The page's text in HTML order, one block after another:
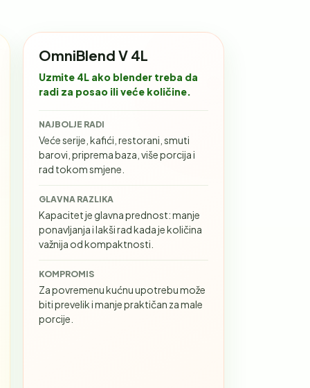
OmniBlend V 4L
Uzmite 4L ako blender treba da
radi za posao ili veće količine.
NAJBOLJE RADI
Veće serije, kafići, restorani, smuti
barovi, priprema baza, više porcija i
rad tokom smjene.
GLAVNA RAZLIKA
Kapacitet je glavna prednost: manje
ponavljanja i lakši rad kada je količina
važnija od kompaktnosti.
KOMPROMIS
Za povremenu kućnu upotrebu može
biti prevelik i manje praktičan za male
porcije.